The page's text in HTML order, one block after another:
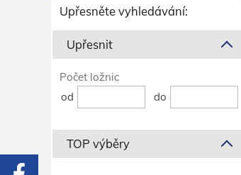
Upřesněte vyhledávání:
Upřesnit
Počet ložnic
od
do
TOP výběry